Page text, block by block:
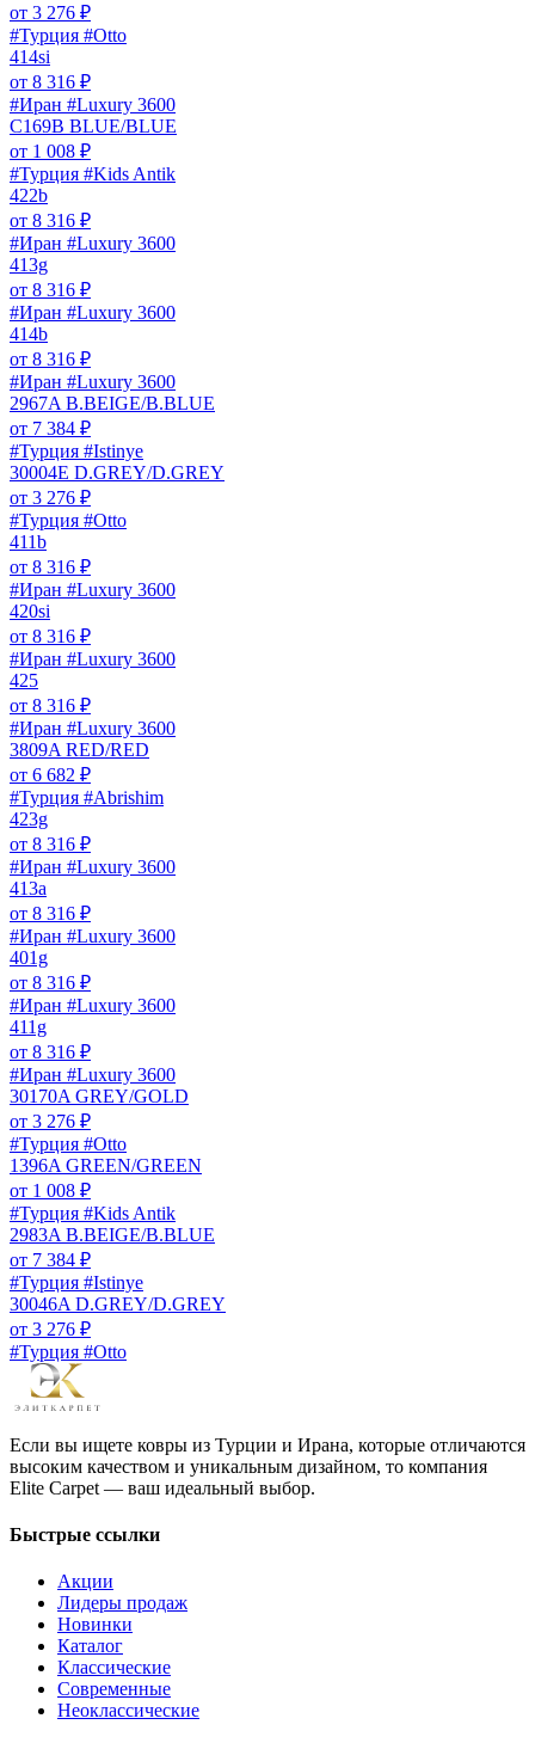
от 3 276 ₽
#Турция #Otto
414si
от 8 316 ₽
#Иран #Luxury 3600
C169B BLUE/BLUE
от 1 008 ₽
#Турция #Kids Antik
422b
от 8 316 ₽
#Иран #Luxury 3600
413g
от 8 316 ₽
#Иран #Luxury 3600
414b
от 8 316 ₽
#Иран #Luxury 3600
2967A B.BEIGE/B.BLUE
от 7 384 ₽
#Турция #Istinye
30004E D.GREY/D.GREY
от 3 276 ₽
#Турция #Otto
411b
от 8 316 ₽
#Иран #Luxury 3600
420si
от 8 316 ₽
#Иран #Luxury 3600
425
от 8 316 ₽
#Иран #Luxury 3600
3809A RED/RED
от 6 682 ₽
#Турция #Abrishim
423g
от 8 316 ₽
#Иран #Luxury 3600
413a
от 8 316 ₽
#Иран #Luxury 3600
401g
от 8 316 ₽
#Иран #Luxury 3600
411g
от 8 316 ₽
#Иран #Luxury 3600
30170A GREY/GOLD
от 3 276 ₽
#Турция #Otto
1396A GREEN/GREEN
от 1 008 ₽
#Турция #Kids Antik
2983A B.BEIGE/B.BLUE
от 7 384 ₽
#Турция #Istinye
30046A D.GREY/D.GREY
от 3 276 ₽
#Турция #Otto
Если вы ищете ковры из Турции и Ирана, которые отличаются
высоким качеством и уникальным дизайном, то компания
Elite Carpet — ваш идеальный выбор.
Быстрые ссылки
Акции
Лидеры продаж
Новинки
Каталог
Классические
Современные
Неоклассические